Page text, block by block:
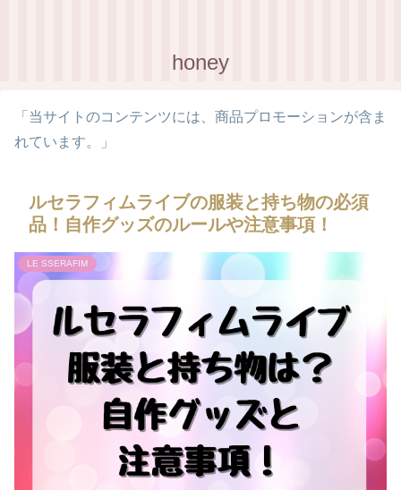
honey
「当サイトのコンテンツには、商品プロモーションが含ま
れています。」
ルセラフィムライブの服装と持ち物の必須
品！自作グッズのルールや注意事項！
LE SSERAFIM